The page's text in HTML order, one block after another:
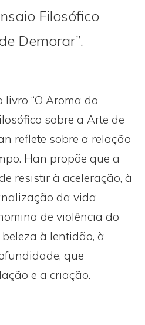
Filosófico
Demorar”.
livro “O Aroma do
sobre a Arte de
reflete sobre a relação
Han propõe que a
resistir à aceleração, à
da vida
de violência do
à lentidão, à
que
e a criação.